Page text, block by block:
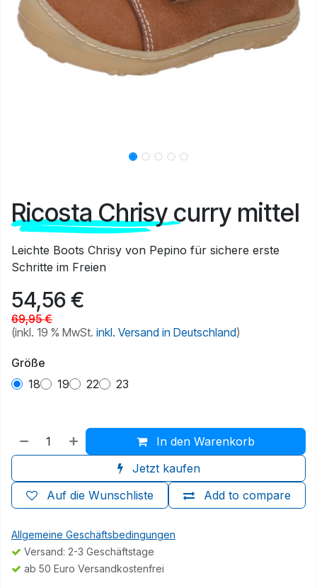
Ricosta Chrisy curry mittel
Leichte Boots Chrisy von Pepino für sichere erste
Schritte im Freien
54,56€
69,95€
(inkl. 19 % MwSt. inkl. Versand in Deutschland)
Größe
18
19 22 23
In den Warenkorb
Jetzt kaufen
Add to compare
Auf die Wunschliste
Allgemeine Geschäftsbedingungen
Versand: 2-3 Geschäftstage
ab 50 Euro Versandkostenfrei